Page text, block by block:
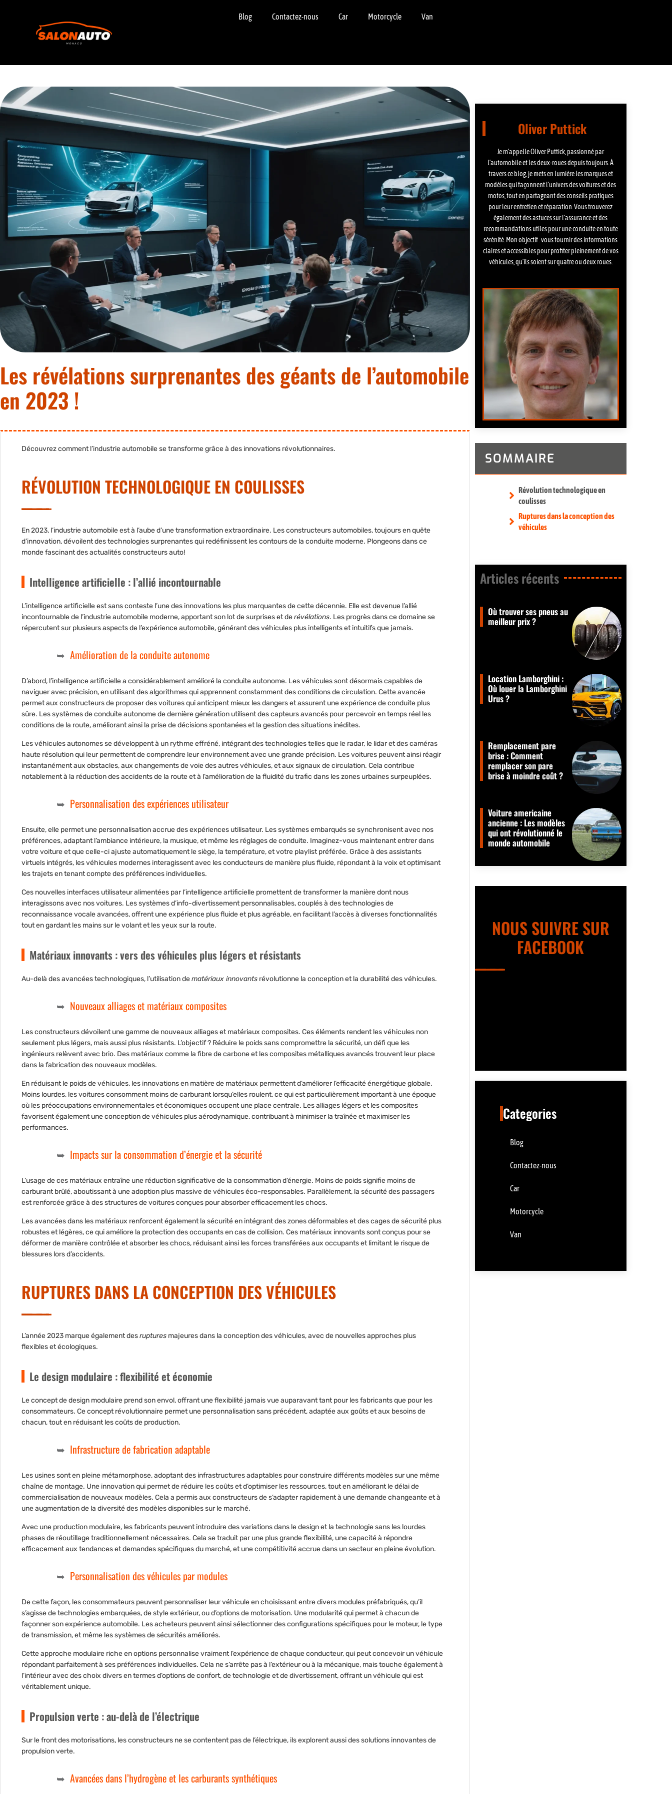
Blog Contactez-nous Car Motorcycle Van
Les révélations surprenantes des géants de l’automobile
en 2023 !
Découvrez comment l’industrie automobile se transforme grâce à des innovations révolutionnaires.
RÉVOLUTION TECHNOLOGIQUE EN COULISSES
En 2023, l’industrie automobile est à l’aube d’une transformation extraordinaire. Les constructeurs automobiles, toujours en quête
d’innovation, dévoilent des technologies surprenantes qui redéfinissent les contours de la conduite moderne. Plongeons dans ce
monde fascinant desactualités constructeurs auto!
Intelligence artificielle : l’allié incontournable
L’intelligence artificielle est sans conteste l’une des innovations les plus marquantes de cette décennie. Elle est devenue l’allié
incontournable de l’industrie automobile moderne, apportant son lot de surprises et derévélations. Les progrès dans ce domaine se
répercutent sur plusieurs aspects de l’expérience automobile, générant des véhicules plus intelligents et intuitifs que jamais.
Amélioration de la conduite autonome
D’abord, l’intelligence artificielle a considérablement amélioré la conduite autonome. Les véhicules sont désormais capables de
naviguer avec précision, en utilisant des algorithmes qui apprennent constamment des conditions de circulation. Cette avancée
permet aux constructeurs de proposer des voitures qui anticipent mieux les dangers et assurent une expérience de conduite plus
sûre. Les systèmes de conduite autonome de dernière génération utilisent des capteurs avancés pour percevoir en temps réel les
conditions de la route, améliorant ainsi la prise de décisions spontanées et la gestion des situations inédites.
Les véhicules autonomes se développent à un rythme effréné, intégrant des technologies telles que le radar, le lidar et des caméras
haute résolution qui leur permettent de comprendre leur environnement avec une grande précision. Les voitures peuvent ainsi réagir
instantanément aux obstacles, aux changements de voie des autres véhicules, et aux signaux de circulation. Cela contribue
notablement à la réduction des accidents de la route et à l’amélioration de la fluidité du trafic dans les zones urbaines surpeuplées.
Personnalisation des expériences utilisateur
Ensuite, elle permet une personnalisation accrue des expériences utilisateur. Les systèmes embarqués se synchronisent avec nos
préférences, adaptant l’ambiance intérieure, la musique, et même les réglages de conduite. Imaginez-vous maintenant entrer dans
votre voiture et que celle-ci ajuste automatiquement le siège, la température, et votre playlist préférée. Grâce à des assistants
virtuels intégrés, les véhicules modernes interagissent avec les conducteurs de manière plus fluide, répondant à la voix et optimisant
les trajets en tenant compte des préférences individuelles.
Ces nouvelles interfaces utilisateur alimentées par l’intelligence artificielle promettent de transformer la manière dont nous
interagissons avec nos voitures. Les systèmes d’info-divertissement personnalisables, couplés à des technologies de
reconnaissance vocale avancées, offrent une expérience plus fluide et plus agréable, en facilitant l’accès à diverses fonctionnalités
tout en gardant les mains sur le volant et les yeux sur la route.
Matériaux innovants : vers des véhicules plus légers et résistants
Au-delà des avancées technologiques, l’utilisation dematériaux innovants révolutionne la conception et la durabilité des véhicules.
Nouveaux alliages et matériaux composites
Les constructeurs dévoilent une gamme de nouveaux alliages et matériaux composites. Ces éléments rendent les véhicules non
seulement plus légers, mais aussi plus résistants. L’objectif ? Réduire le poids sans compromettre la sécurité, un défi que les
ingénieurs relèvent avec brio. Des matériaux comme la fibre de carbone et les composites métalliques avancés trouvent leur place
dans la fabrication des nouveaux modèles.
En réduisant le poids de véhicules, les innovations en matière de matériaux permettent d’améliorer l’efficacité énergétique globale.
Moins lourdes, les voitures consomment moins de carburant lorsqu’elles roulent, ce qui est particulièrement important à une époque
où les préoccupations environnementales et économiques occupent une place centrale. Les alliages légers et les composites
favorisent également une conception de véhicules plus aérodynamique, contribuant à minimiser la traînée et maximiser les
performances.
Impacts sur la consommation d’énergie et la sécurité
L’usage de ces matériaux entraîne une réduction significative de la consommation d’énergie. Moins de poids signifie moins de
carburant brûlé, aboutissant à une adoption plus massive de véhicules éco-responsables. Parallèlement, la sécurité des passagers
est renforcée grâce à des structures de voitures conçues pour absorber efficacement les chocs.
Les avancées dans les matériaux renforcent également la sécurité en intégrant des zones déformables et des cages de sécurité plus
robustes et légères, ce qui améliore la protection des occupants en cas de collision. Ces matériaux innovants sont conçus pour se
déformer de manière contrôlée et absorber les chocs, réduisant ainsi les forces transférées aux occupants et limitant le risque de
blessures lors d’accidents.
RUPTURES DANS LA CONCEPTION DES VÉHICULES
L’année 2023 marque également desruptures majeures dans la conception des véhicules, avec de nouvelles approches plus
flexibles et écologiques.
Le design modulaire : flexibilité et économie
Le concept dedesign modulaire prend son envol, offrant une flexibilité jamais vue auparavant tant pour les fabricants que pour les
consommateurs. Ce concept révolutionnaire permet une personnalisation sans précédent, adaptée aux goûts et aux besoins de
chacun, tout en réduisant les coûts de production.
Infrastructure de fabrication adaptable
Les usines sont en pleine métamorphose, adoptant des infrastructures adaptables pour construire différents modèles sur une même
chaîne de montage. Une innovation qui permet de réduire les coûts et d’optimiser les ressources, tout en améliorant le délai de
commercialisation de nouveaux modèles. Cela a permis aux constructeurs de s’adapter rapidement à une demande changeante et à
une augmentation de la diversité des modèles disponibles sur le marché.
Avec une production modulaire, les fabricants peuvent introduire des variations dans le design et la technologie sans les lourdes
phases de réoutillage traditionnellement nécessaires. Cela se traduit par une plus grande flexibilité, une capacité à répondre
efficacement aux tendances et demandes spécifiques du marché, et une compétitivité accrue dans un secteur en pleine évolution.
Personnalisation des véhicules par modules
De cette façon, les consommateurs peuvent personnaliser leur véhicule en choisissant entre divers modules préfabriqués, qu’il
s’agisse de technologies embarquées, de style extérieur, ou d’options de motorisation. Une modularité qui permet à chacun de
façonner son expérience automobile. Les acheteurs peuvent ainsi sélectionner des configurations spécifiques pour le moteur, le type
de transmission, et même les systèmes de sécurités améliorés.
Cette approche modulaire riche en options personnalise vraiment l’expérience de chaque conducteur, qui peut concevoir un véhicule
répondant parfaitement à ses préférences individuelles. Cela ne s’arrête pas à l’extérieur ou à la mécanique, mais touche également à
l’intérieur avec des choix divers en termes d’options de confort, de technologie et de divertissement, offrant un véhicule qui est
véritablement unique.
Propulsion verte : au-delà de l’électrique
Sur le front des motorisations, les constructeurs ne se contentent pas de l’électrique, ils explorent aussi des solutions innovantes de
propulsion verte.
Avancées dans l’hydrogène et les carburants synthétiques
Oliver Puttick
Je m’appelle Oliver Puttick, passionné par
l’automobile et les deux-roues depuis toujours. À
travers ce blog, je mets en lumière les marques et
modèles qui façonnent l’univers des voitures et des
motos, tout en partageant des conseils pratiques
pour leur entretien et réparation. Vous trouverez
également des astuces sur l’assurance et des
recommandations utiles pour une conduite en toute
sérénité. Mon objectif : vous fournir des informations
claires et accessibles pour profiter pleinement de vos
véhicules, qu’ils soient sur quatre ou deux roues.
SOMMAIRE
Révolution technologique en
coulisses
Ruptures dans la conception des
véhicules
Articles récents​
Où trouver ses pneus au
meilleur prix ?
Location Lamborghini :
Où louer la Lamborghini
Urus ?
Remplacement pare
brise : Comment
remplacer son pare
brise à moindre coût ?
Voiture americaine
ancienne : Les modèles
qui ont révolutionné le
monde automobile
NOUS SUIVRE SUR
FACEBOOK
Categories
Blog
Contactez-nous
Car
Motorcycle
Van